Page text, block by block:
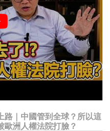
路｜中國管到全球？所以這
歐洲人權法院打臉？